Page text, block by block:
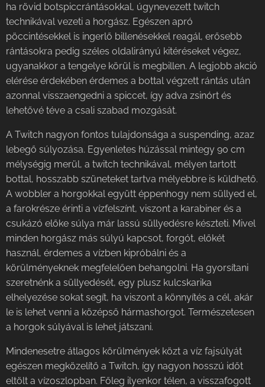
ha rövid botspiccrántásokkal, úgynevezett twitch
technikával vezeti a horgász. Egészen apró
pöccintésekkel is ingerlő billenésekkel reagál, erősebb
rántásokra pedig széles oldalirányú kitéréseket végez,
ugyanakkor a tengelye körül is megbillen. A legjobb akció
elérése érdekében érdemes a bottal végzett rántás után
azonnal visszaengedni a spiccet, így adva zsinórt és
lehetővé téve a csali szabad mozgását.
A Twitch nagyon fontos tulajdonsága a suspending, azaz
lebegő súlyozása. Egyenletes húzással mintegy 90 cm
mélységig merül, a twitch technikával, mélyen tartott
bottal, hosszabb szüneteket tartva mélyebbre is küldhető.
A wobbler a horgokkal együtt éppenhogy nem süllyed el,
a farokrésze érinti a vízfelszínt, viszont a karabiner és a
csukázó előke súlya már lassú süllyedésre készteti. Mivel
minden horgász más súlyú kapcsot, forgót, előkét
használ, érdemes a vízben kipróbálni és a
körülményeknek megfelelően behangolni. Ha gyorsítani
szeretnénk a süllyedését, egy plusz kulcskarika
elhelyezése sokat segít, ha viszont a könnyítés a cél, akár
le is lehet venni a középső hármashorgot. Természetesen
a horgok súlyával is lehet játszani.
Mindenesetre átlagos körülmények közt a víz fajsúlyát
egészen megközelítő a Twitch, így nagyon hosszú időt
eltölt a vízoszlopban. Főleg ilyenkor télen, a visszafogott